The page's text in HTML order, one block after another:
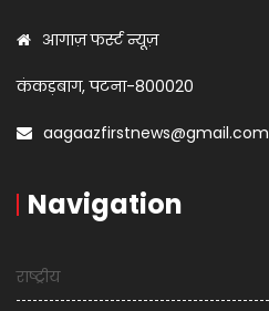
आगाज़ फर्स्ट न्यूज़
कंकड़बाग, पटना-800020
aagaazfirstnews@gmail.com
Navigation
राष्ट्रीय